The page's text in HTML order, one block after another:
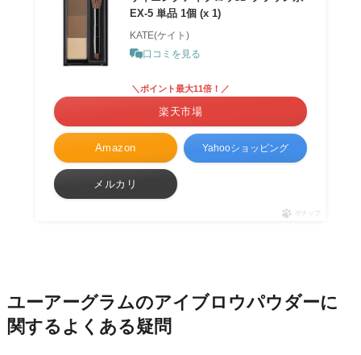
EX-5 単品 1個 (x 1)
KATE(ケイト)
口コミを見る
Amazon
＼ポイント最大11倍！／
楽天市場
Yahooショッピング
メルカリ
ポチップ
ユーアーグラムのアイブロウパウダーに
関するよくある疑問